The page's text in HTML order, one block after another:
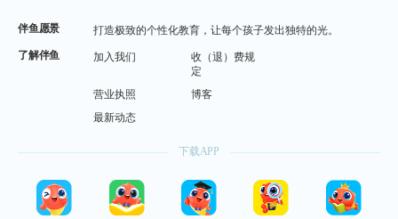
伴鱼愿景
打造极致的个性化教育，让每个孩子发出独特的光。
了解伴鱼
加入我们
收（退）费规
定
营业执照
博客
最新动态
下载APP